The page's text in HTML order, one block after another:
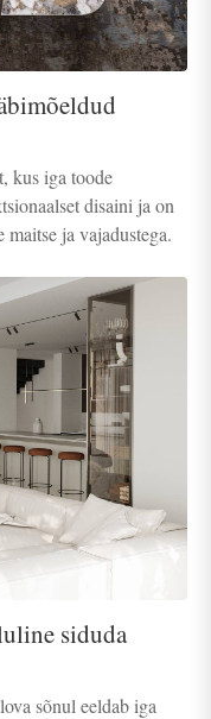
kus iga toode
disaini ja on
ja vajadustega.
siduda
sõnul eeldab iga